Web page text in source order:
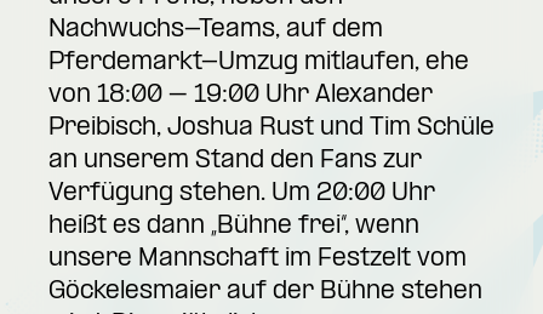
Nachwuchs-Teams, auf dem
Pferdemarkt-Umzug mitlaufen, ehe
von 18:00 – 19:00 Uhr Alexander
Preibisch, Joshua Rust und Tim Schüle
an unserem Stand den Fans zur
Verfügung stehen. Um 20:00 Uhr
heißt es dann „Bühne frei“, wenn
unsere Mannschaft im Festzelt vom
Göckelesmaier auf der Bühne stehen